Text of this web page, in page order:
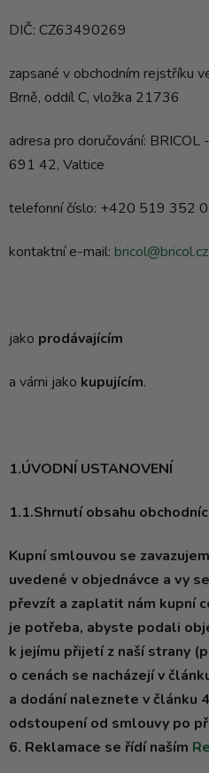
DIČ:
zapsané v obchodním rejstříku
Brně, oddíl C, vložka 21736
adresa pro doručování:
691 42, Valtice
telefonní číslo: +420 519 352
kontaktní e-mail: bricol@bricol.cz
jako prodávajícím
a vámi jako kupujícím.
1.ÚVODNÍ USTANOVENÍ
1.1.Shrnutí obsahu
Kupní smlouvou se
uvedené v objednávce a vy
převzít a zaplatit nám kupní
je potřeba, abyste podali
k jejímu přijetí z naší strany
o cenách se nacházejí v
a dodání naleznete v článku 4
odstoupení od smlouvy po
6. Reklamace se řídí naším